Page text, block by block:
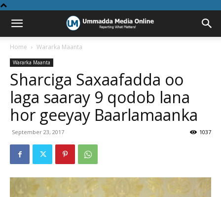
Home Wararka Maanta
Wararka Maanta
Sharciga Saxaafadda oo
laga saaray 9 qodob lana
hor geeyay Baarlamaanka
September 23, 2017 1037